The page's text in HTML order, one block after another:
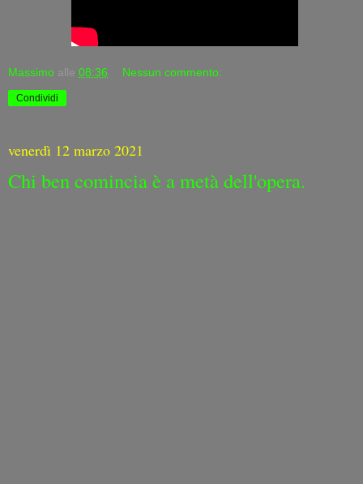
Massimo alle 08:36 Nessun commento:
Condividi
venerdì 12 marzo 2021
Chi ben comincia è a metà dell'opera.